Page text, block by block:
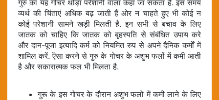
गुरु का यह गोचर थोड़ा परेशानी वाला कहा जा सकता है. इस समय
व्यर्थ की चिंताएं अधिक बढ़ जाती हैं ओर न चाहते हुए भी कोई न
कोई परेशानी सामने खड़ी मिलती है. इन सभी से बचाव के लिए
जातक को चाहिए कि जातक को बृहस्पति से संबंधित उपाय करे
और दान-पूजा इत्यादि कर्म को नियमित रुप से अपने दैनिक कर्मों में
शामिल करें. ऎसा करने से गुरु के गोचर के अशुभ फलों में कमी आती
है और सकारात्मक फल भी मिलता है.
गुरू के इस गोचर के दौरान अशुभ फलों में कमी लाने के लिए